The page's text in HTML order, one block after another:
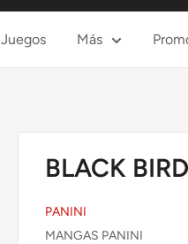
Juegos Más
BLACK
PANINI
MANGAS PANINI